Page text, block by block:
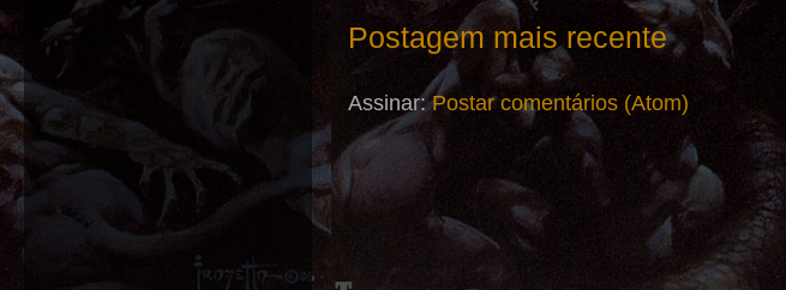
Postagem mais recente
Assinar:Postar comentários (Atom)